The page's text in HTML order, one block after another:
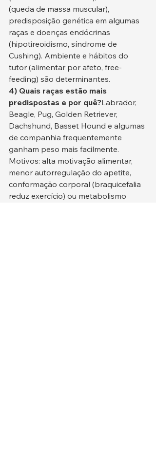
(queda de massa muscular),
predisposição genética em algumas
raças e doenças endócrinas
(hipotireoidismo, síndrome de
Cushing). Ambiente e hábitos do
tutor (alimentar por afeto, free-
feeding) são determinantes.
4) Quais raças estão mais
predispostas e por quê?Labrador,
Beagle, Pug, Golden Retriever,
Dachshund, Basset Hound e algumas
de companhia frequentemente
ganham peso mais facilmente.
Motivos: alta motivação alimentar,
menor autorregulação do apetite,
conformação corporal (braquicefalia
reduz exercício) ou metabolismo